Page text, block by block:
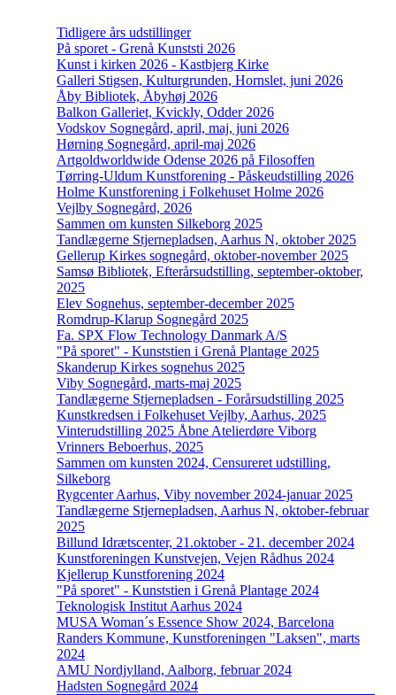
Tidligere års udstillinger
På sporet - Grenå Kunststi 2026
Kunst i kirken 2026 - Kastbjerg Kirke
Galleri Stigsen, Kulturgrunden, Hornslet, juni 2026
Åby Bibliotek, Åbyhøj 2026
Balkon Galleriet, Kvickly, Odder 2026
Vodskov Sognegård, april, maj, juni 2026
Hørning Sognegård, april-maj 2026
Artgoldworldwide Odense 2026 på Filosoffen
Tørring-Uldum Kunstforening - Påskeudstilling 2026
Holme Kunstforening i Folkehuset Holme 2026
Vejlby Sognegård, 2026
Sammen om kunsten Silkeborg 2025
Tandlægerne Stjernepladsen, Aarhus N, oktober 2025
Gellerup Kirkes sognegård, oktober-november 2025
Samsø Bibliotek, Efterårsudstilling, september-oktober,
2025
Elev Sognehus, september-december 2025
Romdrup-Klarup Sognegård 2025
Fa. SPX Flow Technology Danmark A/S
"På sporet" - Kunststien i Grenå Plantage 2025
Skanderup Kirkes sognehus 2025
Viby Sognegård, marts-maj 2025
Tandlægerne Stjernepladsen - Forårsudstilling 2025
Kunstkredsen i Folkehuset Vejlby, Aarhus, 2025
Vinterudstilling 2025 Åbne Atelierdøre Viborg
Vrinners Beboerhus, 2025
Sammen om kunsten 2024, Censureret udstilling,
Silkeborg
Rygcenter Aarhus, Viby november 2024-januar 2025
Tandlægerne Stjernepladsen, Aarhus N, oktober-februar
2025
Billund Idrætscenter, 21.oktober - 21. december 2024
Kunstforeningen Kunstvejen, Vejen Rådhus 2024
Kjellerup Kunstforening 2024
"På sporet" - Kunststien i Grenå Plantage 2024
Teknologisk Institut Aarhus 2024
MUSA Woman´s Essence Show 2024, Barcelona
Randers Kommune, Kunstforeningen "Laksen", marts
2024
AMU Nordjylland, Aalborg, februar 2024
Hadsten Sognegård 2024